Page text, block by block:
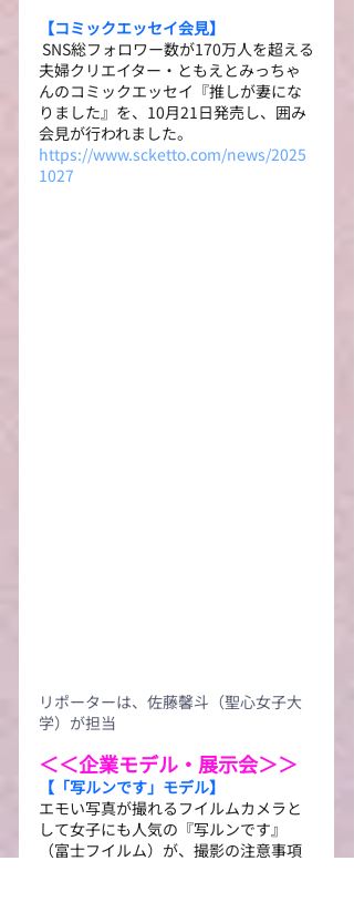
【コミックエッセイ会見】
SNS総フォロワー数が170万人を超える
夫婦クリエイター・ともえとみっちゃ
んのコミックエッセイ『推しが妻にな
りました』を、10月21日発売し、囲み
会見が行われました。
https://www.scketto.com/news/2025
1027
リポーターは、佐藤馨斗（聖心女子大
学）が担当
＜＜企業モデル・展示会＞＞
【「写ルンです」モデル】
エモい写真が撮れるフイルムカメラと
して女子にも人気の『写ルンです』
（富士フイルム）が、撮影の注意事項